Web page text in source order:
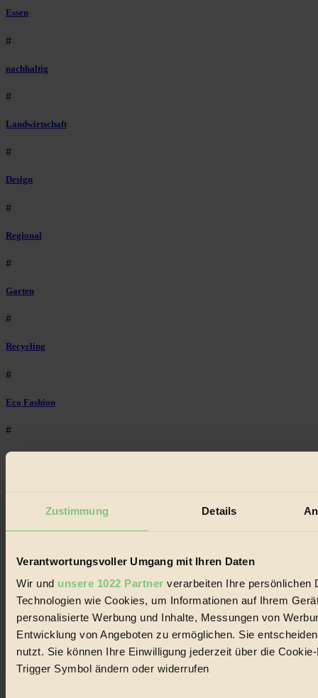
Zustimmung Details
Verantwortungsvoller Umgang mit Ihren Daten
Wir und unsere 1022 Partner verarbeiten Ihre persönlichen
Technologien wie Cookies, um Informationen auf Ihrem
personalisierte Werbung und Inhalte, Messungen von
Entwicklung von Angeboten zu ermöglichen. Sie
nutzt. Sie können Ihre Einwilligung jederzeit über die
Trigger Symbol ändern oder widerrufen
Essen
#
nachhaltig
#
Landwirtschaft
#
Design
#
Regional
#
Garten
#
Recycling
#
Eco Fashion
#
Illustration
Niederösterreich
Essen